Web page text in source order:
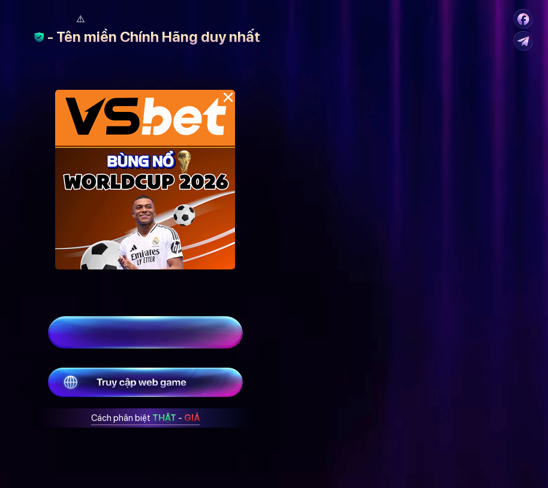
- Tên miền Chính Hãng duy nhất
Cách phân biệt THẬT - GIẢ
×